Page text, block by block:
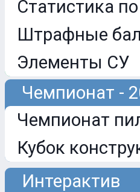
Статистика
Штрафные
Элементы СУ
Чемпионат -
Чемпионат
Кубок
Интерактив